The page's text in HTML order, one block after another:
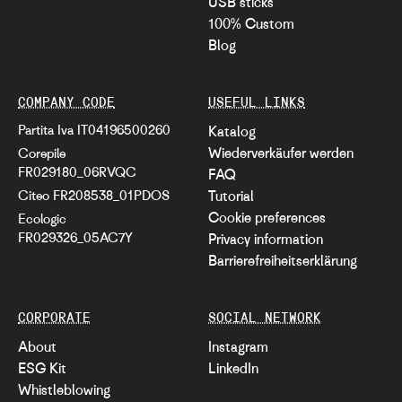
100% Custom
Blog
CORPORATE
About
ESG Kit
Whistleblowing
USEFUL LINKS
Katalog
Wiederverkäufer werden
FAQ
Tutorial
Cookie preferences
Privacy information
Barrierefreiheitserklärung
COMPANY CODE
Partita Iva IT04196500260
Corepile
FR029180_06RVQC
Citeo FR208538_01PDOS
Ecologic
FR029326_05AC7Y
SOCIAL NETWORK
Instagram
LinkedIn